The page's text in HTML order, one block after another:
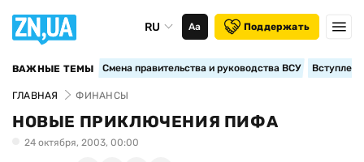
RU Аа Поддержать
ВАЖНЫЕ ТЕМЫ Смена правительства и руководства ВСУ
ГЛАВНАЯ ФИНАНСЫ
НОВЫЕ ПРИКЛЮЧЕНИЯ ПИФА
24 октября, 2003, 00:00